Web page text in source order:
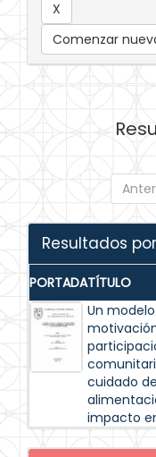
Comenzar
Resultados
PORTADATÍTULO
Un
cuidado
impacto